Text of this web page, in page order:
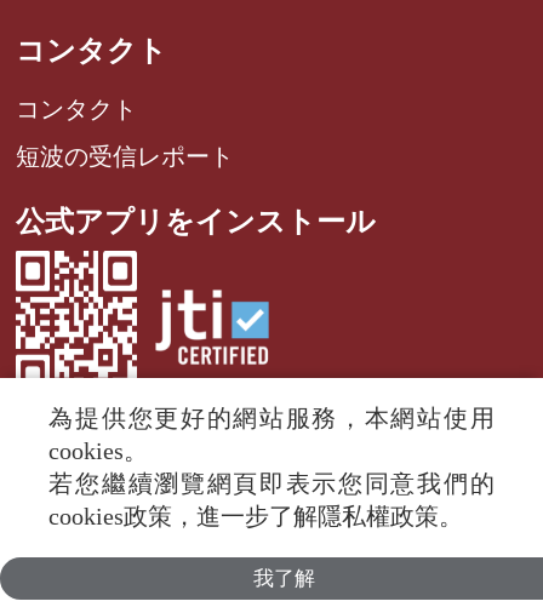
コンタクト
コンタクト
短波の受信レポート
公式アプリをインストール
© 2024 RTI (Radio Taiwan International).
All rights reserved.
為提供您更好的網站服務，本網站使用
cookies。
若您繼續瀏覽網頁即表示您同意我們的
cookies政策，進一步了解隱私權政策。
我了解